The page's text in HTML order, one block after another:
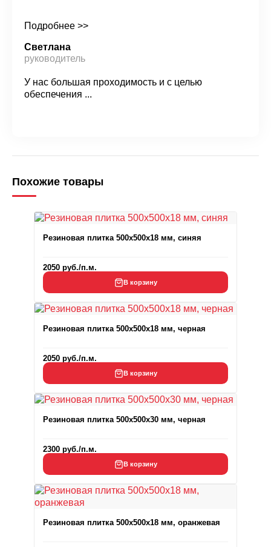
Подробнее >>
Светлана
руководитель
У нас большая проходимость и с целью
обеспечения ...
Похожие товары
Резиновая плитка 500x500x18 мм, синяя
2050 руб./п.м.
В корзину
Резиновая плитка 500x500x18 мм, черная
2050 руб./п.м.
В корзину
Резиновая плитка 500x500x30 мм, черная
2300 руб./п.м.
В корзину
Резиновая плитка 500x500x18 мм, оранжевая